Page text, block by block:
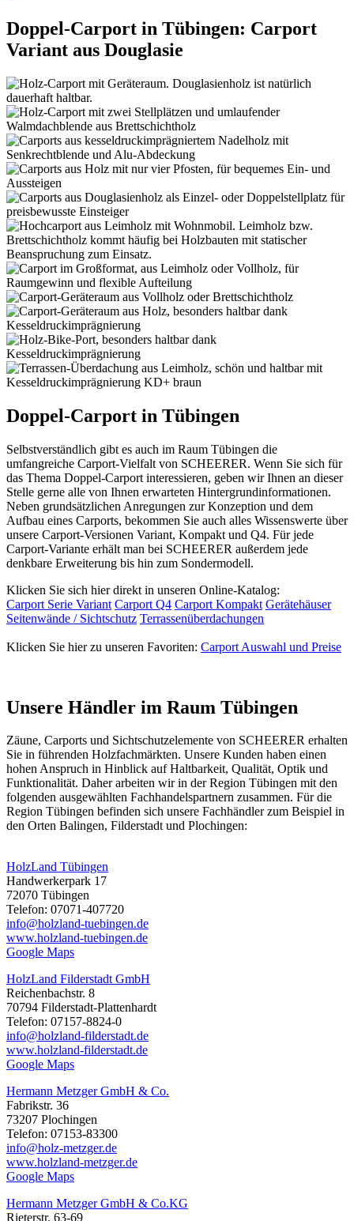
Doppel-Carport in Tübingen: Carport
Variant aus Douglasie
Doppel-Carport in Tübingen
Selbstverständlich gibt es auch im Raum Tübingen die
umfangreiche Carport-Vielfalt von SCHEERER. Wenn Sie sich für
das Thema Doppel-Carport interessieren, geben wir Ihnen an dieser
Stelle gerne alle von Ihnen erwarteten Hintergrundinformationen.
Neben grundsätzlichen Anregungen zur Konzeption und dem
Aufbau eines Carports, bekommen Sie auch alles Wissenswerte über
unsere Carport-Versionen Variant, Kompakt und Q4. Für jede
Carport-Variante erhält man bei SCHEERER außerdem jede
denkbare Erweiterung bis hin zum Sondermodell.
Klicken Sie sich hier direkt in unseren Online-Katalog:
Carport Serie Variant Carport Q4 Carport Kompakt Gerätehäuser
Seitenwände / Sichtschutz Terrassenüberdachungen
Klicken Sie hier zu unseren Favoriten: Carport Auswahl und Preise
Unsere Händler im Raum Tübingen
Zäune, Carports und Sichtschutzelemente von SCHEERER erhalten
Sie in führenden Holzfachmärkten. Unsere Kunden haben einen
hohen Anspruch in Hinblick auf Haltbarkeit, Qualität, Optik und
Funktionalität. Daher arbeiten wir in der Region Tübingen mit den
folgenden ausgewählten Fachhandelspartnern zusammen. Für die
Region Tübingen befinden sich unsere Fachhändler zum Beispiel in
den Orten Balingen, Filderstadt und Plochingen:
HolzLand Tübingen
Handwerkerpark 17
72070 Tübingen
Telefon: 07071-407720
info@holzland-tuebingen.de
www.holzland-tuebingen.de
Google Maps
HolzLand Filderstadt GmbH
Reichenbachstr. 8
70794 Filderstadt-Plattenhardt
Telefon: 07157-8824-0
info@holzland-filderstadt.de
www.holzland-filderstadt.de
Google Maps
Hermann Metzger GmbH & Co.
Fabrikstr. 36
73207 Plochingen
Telefon: 07153-83300
info@holz-metzger.de
www.holzland-metzger.de
Google Maps
Hermann Metzger GmbH & Co.KG
Rieterstr. 63-69